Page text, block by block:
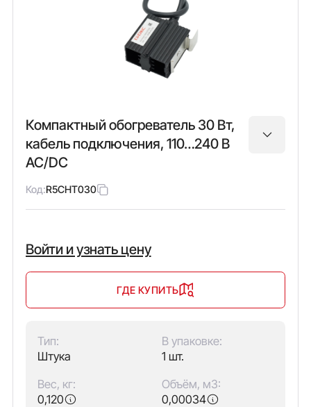
Компактный обогреватель 30 Вт,
кабель подключения, 110…240 В
AC/DC
Код:R5CHT030
Войти и узнать цену
ГДЕ КУПИТЬ
Тип:
Штука
В упаковке:
1 шт.
Вес, кг:
0,120
Объём, м3:
0,00034